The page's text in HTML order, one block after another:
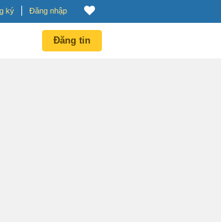
ký Đăng nhập
Đăng tin